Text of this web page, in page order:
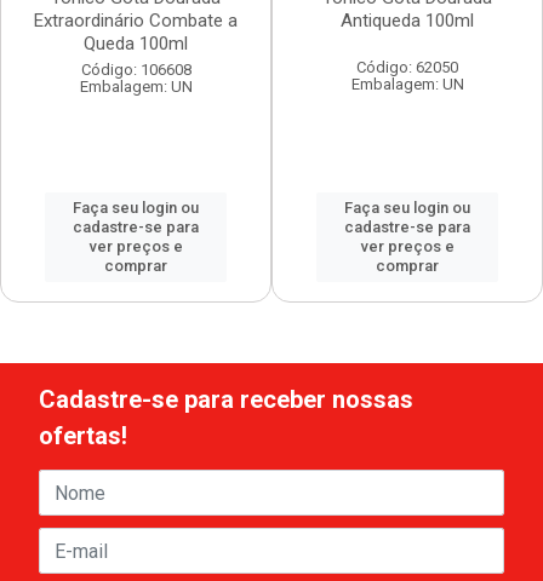
Extraordinário Combate a
Queda 100ml
Código: 106608
Embalagem: UN
Faça seu login ou
cadastre-se para
ver preços e
comprar
Antiqueda 100ml
Código: 62050
Embalagem: UN
Faça seu login ou
cadastre-se para
ver preços e
comprar
Cadastre-se para receber nossas
ofertas!